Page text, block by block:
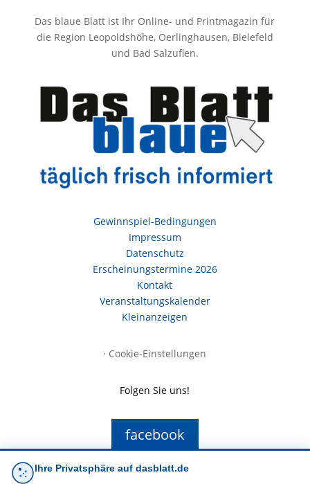
Das blaue Blatt ist Ihr Online- und Printmagazin für
die Region Leopoldshöhe, Oerlinghausen, Bielefeld
und Bad Salzuflen.
Gewinnspiel-Bedingungen
Impressum
Datenschutz
Erscheinungstermine 2026
Kontakt
Veranstaltungskalender
Kleinanzeigen
· Cookie-Einstellungen
Folgen Sie uns!
facebook
Ihre Privatsphäre auf dasblatt.de